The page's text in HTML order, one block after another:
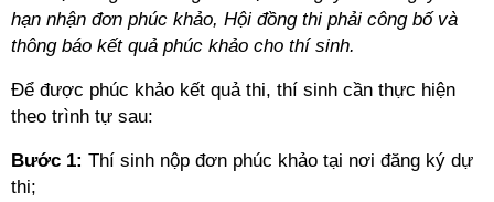
hạn nhận đơn phúc khảo, Hội đồng thi phải công bố và
thông báo kết quả phúc khảo cho thí sinh.
Để được phúc khảo kết quả thi, thí sinh cần thực hiện
theo trình tự sau:
Bước 1: Thí sinh nộp đơn phúc khảo tại nơi đăng ký dự
thi;